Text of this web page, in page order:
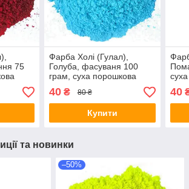
75
Фарба Холі (Гулал),
Голуба, фасуваня 100
грам, суха порошкова
флешмобів, фото
40₴ 80 ₴
Купити
40
та новинки
–50%